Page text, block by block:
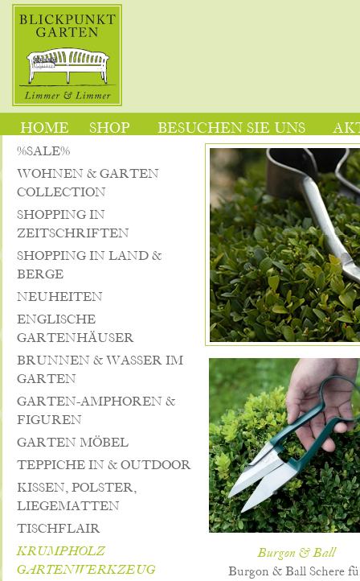
HOME SHOP BESUCHEN SIE UNS
%SALE%
WOHNEN & GARTEN
COLLECTION
SHOPPING IN
ZEITSCHRIFTEN
SHOPPING IN LAND &
BERGE
NEUHEITEN
ENGLISCHE
GARTENHÄUSER
BRUNNEN & WASSER IM
GARTEN
GARTEN-AMPHOREN &
FIGUREN
GARTEN MÖBEL
TEPPICHE IN & OUTDOOR
KISSEN, POLSTER,
LIEGEMATTEN
TISCHFLAIR
KRUMPHOLZ
GARTENWERKZEUG
Burgon & Ball
Burgon & Ball Schere